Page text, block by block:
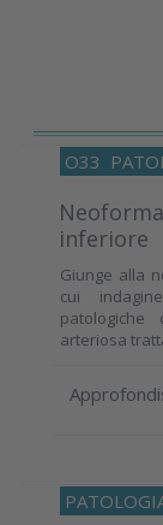
O33
inferiore
Giunge alla
cui
arteriosa